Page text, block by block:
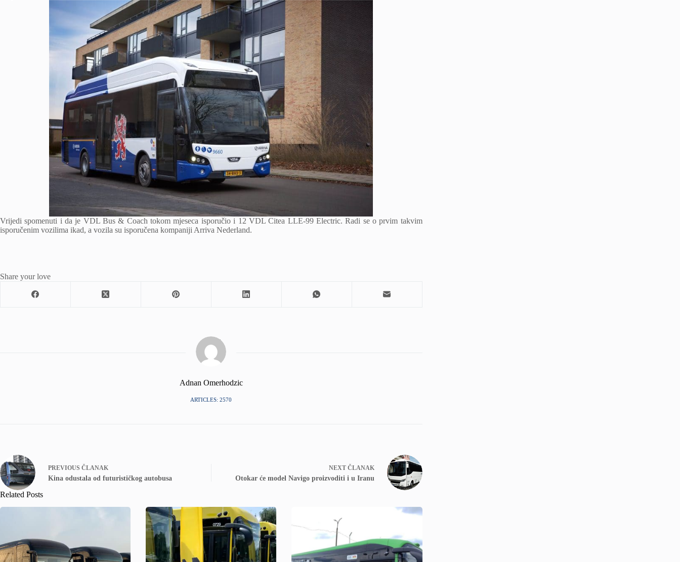
Vrijedi spomenuti i da je VDL Bus & Coach tokom mjeseca isporučio i 12 VDL Citea LLE-99 Electric. Radi se o prvim takvim
isporučenim vozilima ikad, a vozila su isporučena kompaniji Arriva Nederland.
Share your love
Adnan Omerhodzic
ARTICLES: 2570
PREVIOUS ČLANAK
Kina odustala od futurističkog autobusa
NEXT ČLANAK
Otokar će model Navigo proizvoditi i u Iranu
Related Posts